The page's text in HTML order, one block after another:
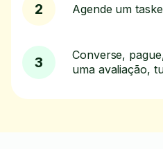
2 Agende um
3
Converse,
uma avaliação,